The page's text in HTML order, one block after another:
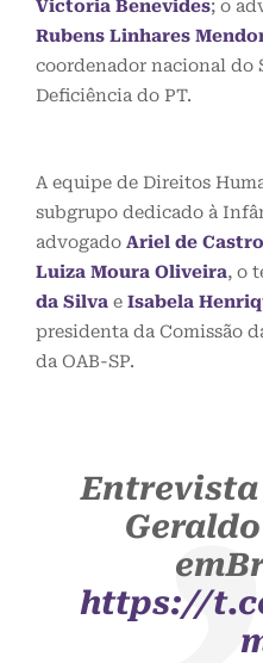
Victoria Benevides; o
Rubens Linhares
coordenador nacional do
Deficiência do PT.
A equipe de Direitos
subgrupo dedicado à
advogado Ariel de
Luiza Moura Oliveira, o
da Silva e Isabela
presidenta da Comissão
da OAB-SP.
https://